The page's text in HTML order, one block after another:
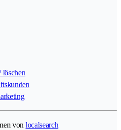
löschen
von localsearch